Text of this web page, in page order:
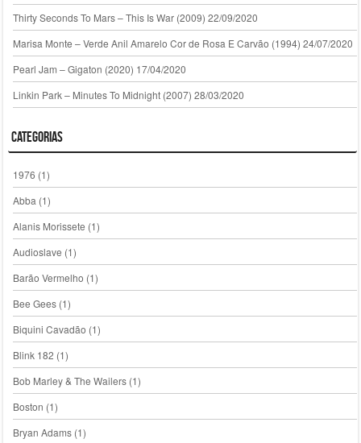
Thirty Seconds To Mars – This Is War (2009) 22/09/2020
Marisa Monte – Verde Anil Amarelo Cor de Rosa E Carvão (1994) 24/07/2020
Pearl Jam – Gigaton (2020) 17/04/2020
Linkin Park – Minutes To Midnight (2007) 28/03/2020
Categorias
1976 (1)
Abba (1)
Alanis Morissete (1)
Audioslave (1)
Barão Vermelho (1)
Bee Gees(1)
Biquini Cavadão (1)
Blink 182 (1)
Bob Marley & The Wailers(1)
Boston (1)
Bryan Adams(1)